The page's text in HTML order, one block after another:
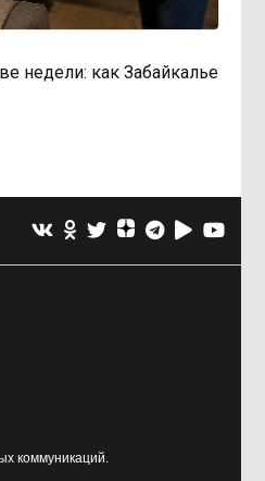
недели: как Забайкалье
коммуникаций.